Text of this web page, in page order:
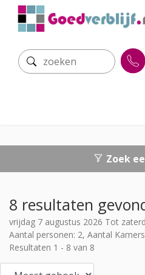
Zoek
8 resultaten
vrijdag 7 augustus 2026 Tot
Aantal personen: 2, Aantal
Resultaten 1 - 8 van 8